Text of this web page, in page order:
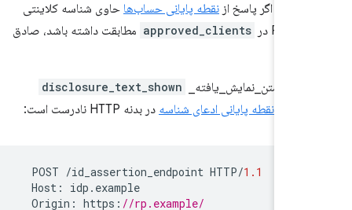
حتی اگر پاسخ از نقطه پایانی حساب‌ها حاوی شناسه کلاینتی
approved_clients مطابقت داشته باشد، صادق
متن_نمایش_یافته_ disclosure_text_shown
نقطه پایانی ادعای شناسهدر بدنه HTTP نادرست است:
POST /id_assertion_endpoint HTTP
Host: idp.example
Origin: https://rp.example/